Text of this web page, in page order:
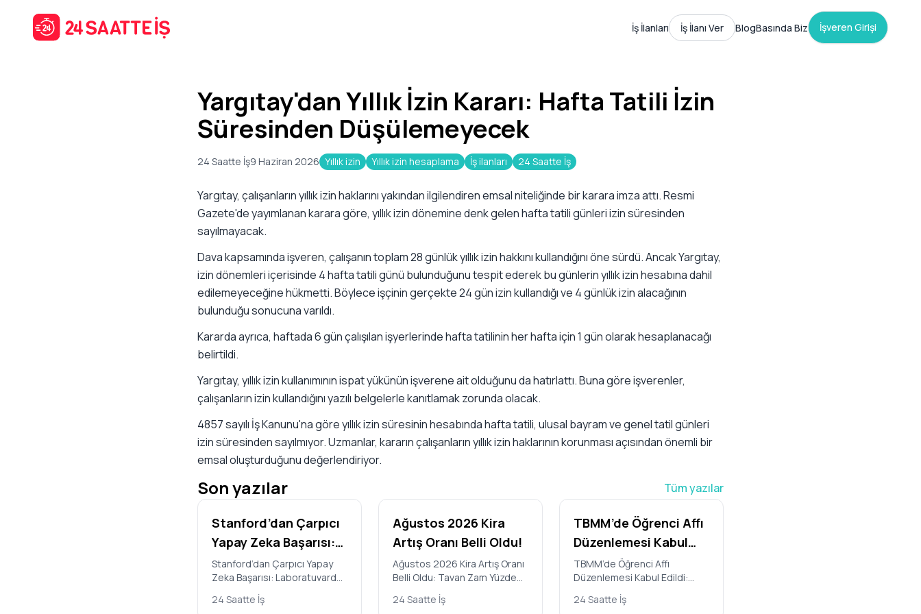
İş İlanları İş İlanı Ver BlogBasında Biz İşveren Girişi
Yargıtay'dan Yıllık İzin Kararı: Hafta Tatili İzin
Süresinden Düşülemeyecek
24 Saatte İş9 Haziran 2026 Yıllık izin Yıllık izin hesaplama İş ilanları 24 Saatte İş
Yargıtay, çalışanların yıllık izin haklarını yakından ilgilendiren emsal niteliğinde bir karara imza attı. Resmi
Gazete'de yayımlanan karara göre, yıllık izin dönemine denk gelen hafta tatili günleri izin süresinden
sayılmayacak.
Dava kapsamında işveren, çalışanın toplam 28 günlük yıllık izin hakkını kullandığını öne sürdü. Ancak Yargıtay,
izin dönemleri içerisinde 4 hafta tatili günü bulunduğunu tespit ederek bu günlerin yıllık izin hesabına dahil
edilemeyeceğine hükmetti. Böylece işçinin gerçekte 24 gün izin kullandığı ve 4 günlük izin alacağının
bulunduğu sonucuna varıldı.
Kararda ayrıca, haftada 6 gün çalışılan işyerlerinde hafta tatilinin her hafta için 1 gün olarak hesaplanacağı
belirtildi.
Yargıtay, yıllık izin kullanımının ispat yükünün işverene ait olduğunu da hatırlattı. Buna göre işverenler,
çalışanların izin kullandığını yazılı belgelerle kanıtlamak zorunda olacak.
4857 sayılı İş Kanunu'na göre yıllık izin süresinin hesabında hafta tatili, ulusal bayram ve genel tatil günleri
izin süresinden sayılmıyor. Uzmanlar, kararın çalışanların yıllık izin haklarının korunması açısından önemli bir
emsal oluşturduğunu değerlendiriyor.
Son yazılar Tüm yazılar
Stanford’dan Çarpıcı
Yapay Zeka Başarısı:
Laboratuvarda
Çoğalabilen Yeni
Virüsler Tasarlandı
Stanford’dan Çarpıcı Yapay
Zeka Başarısı: Laboratuvarda
Çoğalabilen Yeni Virüsler
Tasarlandı ABD’deki Stanford
24 Saatte İş
Ağustos 2026 Kira
Artış Oranı Belli Oldu!
Ağustos 2026 Kira Artış Oranı
Belli Oldu: Tavan Zam Yüzde
31,90 Türkiye İstatistik
Kurumu’nun (TÜİK) açıkladığı
24 Saatte İş
TBMM’de Öğrenci Affı
Düzenlemesi Kabul
Edildi: Kimler
Yararlanabilecek,
Hangi Cezalar
TBMM’de Öğrenci Affı
Düzenlemesi Kabul Edildi:
Kimler Yararlanabilecek, Hangi
Cezalar Geliyor? Türkiye
24 Saatte İş